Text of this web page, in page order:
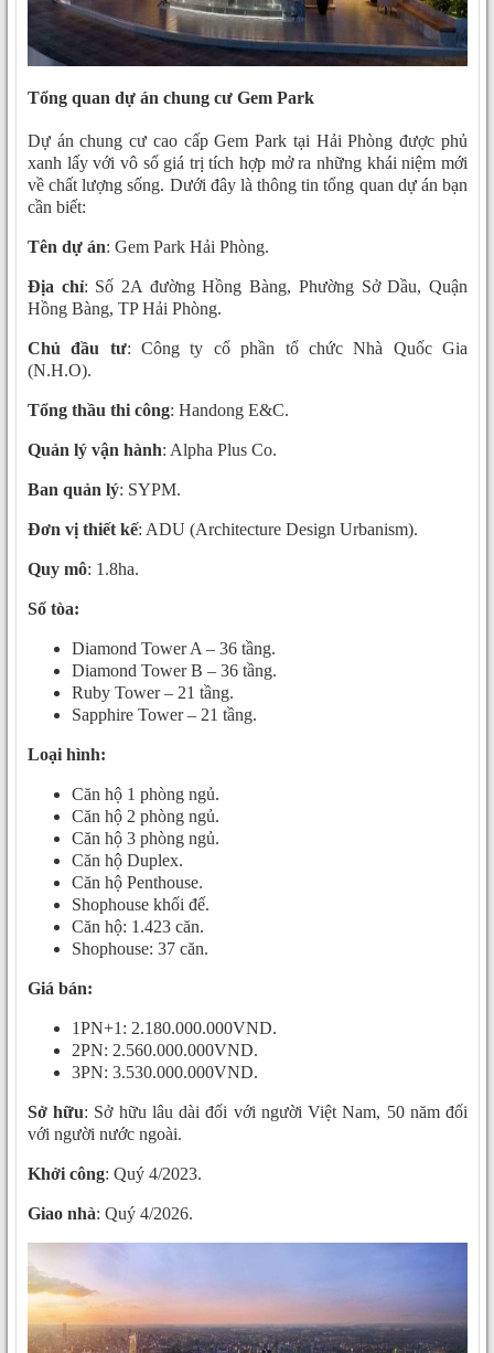
Tổng quan dự án chung cư Gem Park
Dự án chung cư cao cấp Gem Park tại Hải Phòng được phủ
xanh lấy với vô số giá trị tích hợp mở ra những khái niệm mới
về chất lượng sống. Dưới đây là thông tin tổng quan dự án bạn
cần biết:
Tên dự án: Gem Park Hải Phòng.
Địa chỉ: Số 2A đường Hồng Bàng, Phường Sở Dầu, Quận
Hồng Bàng, TP Hải Phòng.
Chủ đầu tư: Công ty cổ phần tổ chức Nhà Quốc Gia
(N.H.O).
Tổng thầu thi công: Handong E&C.
Quản lý vận hành: Alpha Plus Co.
Ban quản lý: SYPM.
Đơn vị thiết kế: ADU (Architecture Design Urbanism).
Quy mô: 1.8ha.
Số tòa:
Diamond Tower A – 36 tầng.
Diamond Tower B – 36 tầng.
Ruby Tower – 21 tầng.
Sapphire Tower – 21 tầng.
Loại hình:
Căn hộ 1 phòng ngủ.
Căn hộ 2 phòng ngủ.
Căn hộ 3 phòng ngủ.
Căn hộ Duplex.
Căn hộ Penthouse.
Shophouse khối đế.
Căn hộ: 1.423 căn.
Shophouse: 37 căn.
Giá bán:
1PN+1: 2.180.000.000VND.
2PN: 2.560.000.000VND.
3PN: 3.530.000.000VND.
Sở hữu: Sở hữu lâu dài đối với người Việt Nam, 50 năm đối
với người nước ngoài.
Khởi công: Quý 4/2023.
Giao nhà: Quý 4/2026.